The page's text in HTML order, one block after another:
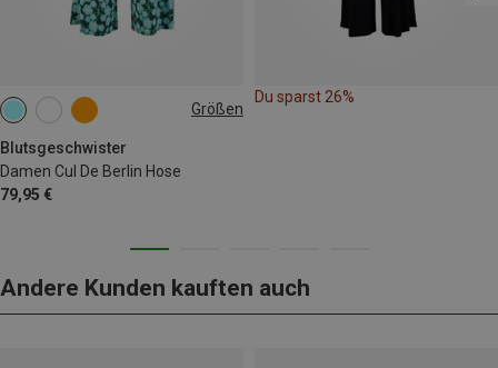
Größen
Blutsgeschwister
Damen Cul De Berlin Hose
79,95 €
S L
Du sparst 26%
Andere Kunden kauften auch